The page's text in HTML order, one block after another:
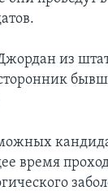
из
время